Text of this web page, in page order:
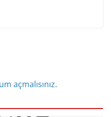
açmalısınız.